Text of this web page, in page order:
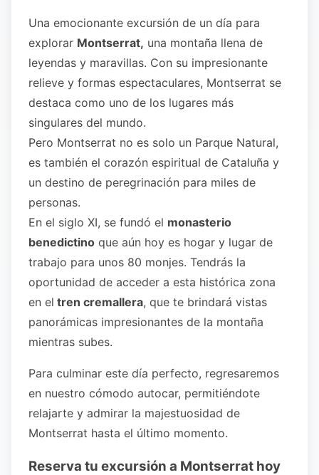
Una emocionante excursión de un día para
explorar Montserrat, una montaña llena de
leyendas y maravillas. Con su impresionante
relieve y formas espectaculares, Montserrat se
destaca como uno de los lugares más
singulares del mundo.
Pero Montserrat no es solo un Parque Natural,
es también el corazón espiritual de Cataluña y
un destino de peregrinación para miles de
personas.
En el siglo XI, se fundó el monasterio
benedictino que aún hoy es hogar y lugar de
trabajo para unos 80 monjes. Tendrás la
oportunidad de acceder a esta histórica zona
en el tren cremallera, que te brindará vistas
panorámicas impresionantes de la montaña
mientras subes.
Para culminar este día perfecto, regresaremos
en nuestro cómodo autocar, permitiéndote
relajarte y admirar la majestuosidad de
Montserrat hasta el último momento.
Reserva tu excursión a Montserrat hoy